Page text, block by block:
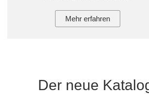
Mehr erfahren
Der neue